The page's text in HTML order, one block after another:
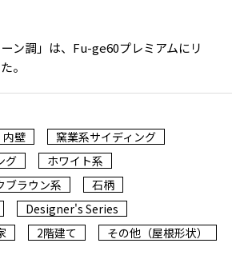
ン調」は、Fu-ge60プレミアムにリ
。
内壁
窯業系サイディング
グ
ホワイト系
ブラウン系
石柄
Designer's Series
2階建て その他（屋根形状）